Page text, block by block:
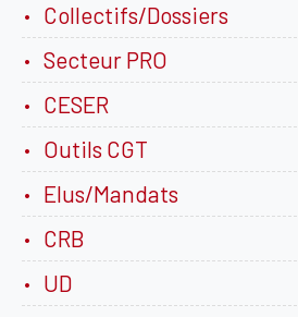
Collectifs/Dossiers
Secteur PRO
CESER
Outils CGT
Elus/Mandats
CRB
UD